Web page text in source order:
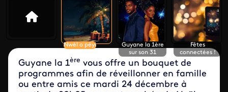
Nwèl o péyi
Guyane la 1ère
sur son 31
Fêtes
connectées !
Guyane la 1ère vous offre un bouquet de
programmes afin de réveillonner en famille
ou entre amis ce mardi 24 décembre à